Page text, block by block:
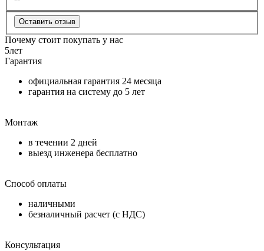
Оставить отзыв
Почему стоит покупать у нас
5лет
Гарантия
официальная гарантия 24 месяца
гарантия на систему до 5 лет
Монтаж
в течении 2 дней
выезд инженера бесплатно
Способ оплаты
наличными
безналичный расчет (с НДС)
Консультация